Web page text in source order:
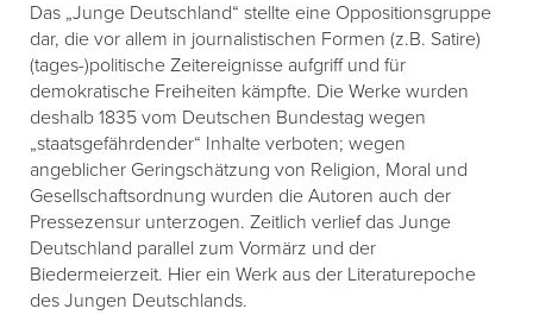
Das „Junge Deutschland“ stellte eine Oppositionsgruppe
dar, die vor allem in journalistischen Formen (z.B. Satire)
(tages-)politische Zeitereignisse aufgriff und für
demokratische Freiheiten kämpfte. Die Werke wurden
deshalb 1835 vom Deutschen Bundestag wegen
„staatsgefährdender“ Inhalte verboten; wegen
angeblicher Geringschätzung von Religion, Moral und
Gesellschaftsordnung wurden die Autoren auch der
Pressezensur unterzogen. Zeitlich verlief das Junge
Deutschland parallel zum Vormärz und der
Biedermeierzeit. Hier ein Werk aus der Literaturepoche
des Jungen Deutschlands.